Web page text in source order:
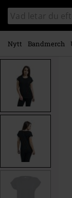
Gå till
Sök
i
katalogen
Nytt Bandmerch
www.emp-
p/ladies-
343862.html